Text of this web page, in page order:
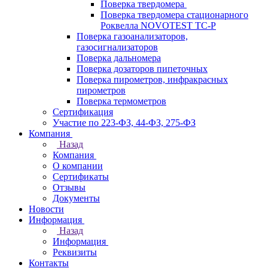
Поверка твердомера
Поверка твердомера стационарного
Роквелла NOVOTEST TС-Р
Поверка газоанализаторов,
газосигнализаторов
Поверка дальномера
Поверка дозаторов пипеточных
Поверка пирометров, инфракрасных
пирометров
Поверка термометров
Сертификация
Участие по 223-ФЗ, 44-ФЗ, 275-ФЗ
Компания
Назад
Компания
О компании
Сертификаты
Отзывы
Документы
Новости
Информация
Назад
Информация
Реквизиты
Контакты